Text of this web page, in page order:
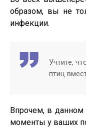
образом, вы не
инфекции.
Учтите,
птиц
Впрочем, в данном
моменты у ваших